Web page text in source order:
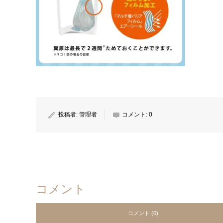
投稿者: 管理者 コメント: 0
コメント
コメント (0)